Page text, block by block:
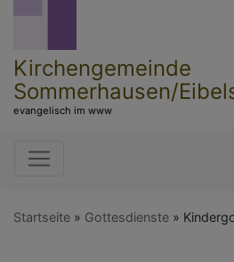
Kirchengemeinde
Sommerhausen/
evangelisch im www
Hauptnavigation
Startseite Gottesdienste